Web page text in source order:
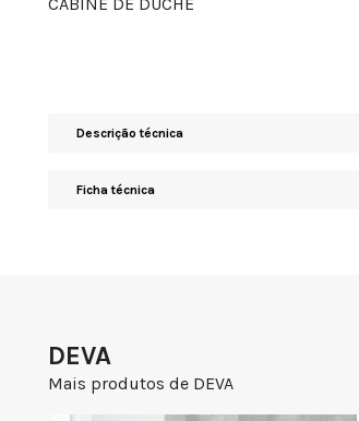
CABINE DE DUCHE
Descrição técnica
Ficha técnica
DEVA
Mais produtos de DEVA